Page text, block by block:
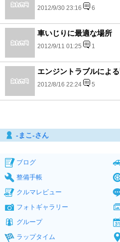
2012/9/30 23:16 6
車いじりに最適な場所
2012/9/11 01:25 1
エンジントラブルによ
2012/8/16 22:24 5
‐まこ‐さん
ブログ
整備手帳
クルマレビュー
フォトギャラリー
グループ
ラップタイム